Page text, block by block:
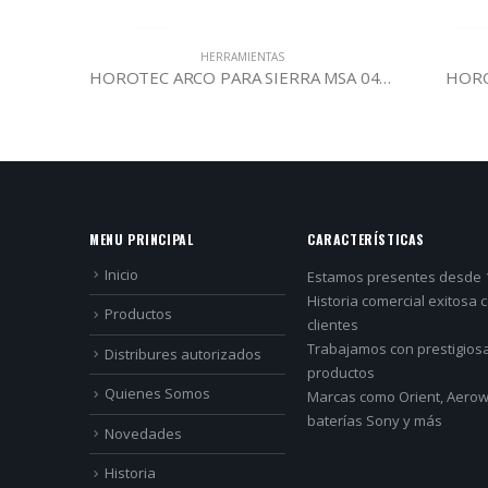
HERRAMIENTAS
HOROTEC ARCO PARA SIERRA MSA 04.316-100
MENU PRINCIPAL
Inicio
Productos
Distribures autorizados
Quienes Somos
Novedades
Historia
CARACTERÍSTICAS
Estamos presentes desde
Historia comercial exitosa
clientes
Trabajamos con
productos
Marcas como Orient,
baterías Sony y más